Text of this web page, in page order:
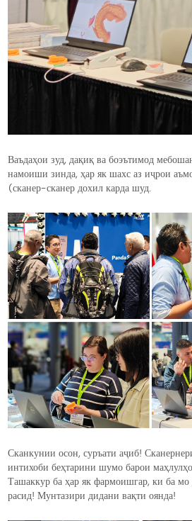
Ваъдаҳои зуд, дақиқ ва боэътимод
намоиши зинда, ҳар як шахс аз иҷрои
(сканер-сканер дохил карда шуд.
Сканкунии осон, суръати аҷиб!
интихоби беҳтарини шумо барои
Ташаккур ба ҳар як фармоишгар, ки ба
расид! Мунтазири дидани вақти оянда!